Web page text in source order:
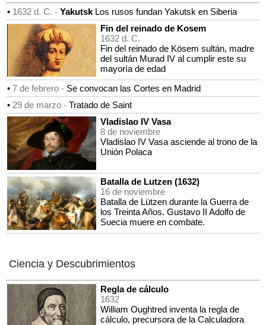
• 1632 d. C. - Yakutsk Los rusos fundan Yakutsk en Siberia
Fin del reinado de Kosem
1632 d. C.
Fin del reinado de Kösem sultán, madre
del sultán Murad IV al cumplir este su
mayoría de edad
• 7 de febrero - Se convocan las Cortes en Madrid
• 29 de marzo - Tratado de Saint
Vladislao IV Vasa
8 de noviembre
Vladislao IV Vasa asciende al trono de la
Unión Polaca
Batalla de Lutzen (1632)
16 de noviembre
Batalla de Lützen durante la Guerra de
los Treinta Años. Gustavo II Adolfo de
Suecia muere en combate.
Ciencia y Descubrimientos
Regla de cálculo
1632
William Oughtred inventa la regla de
cálculo, precursora de la Calculadora